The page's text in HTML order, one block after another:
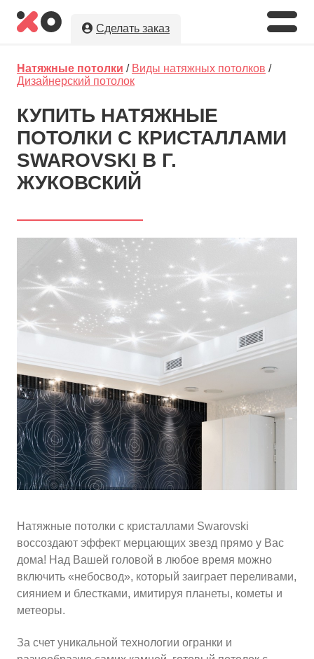
Сделать заказ
мы предложим Вамлучшую цену
натяжные потолки в г. Жуковский!
Оставляя заявку, Вы даете разрешение на
обработку и хранение Ваших персональных данных.
Вы сохраните полную анонимность до выбора
исполнителя.
10м ≈ 4310 руб.
Ориентировочная площадь Вашего потолка
99
Подобрать исполнителя
Натяжные потолки / Виды натяжных потолков /
Дизайнерский потолок
КУПИТЬ НАТЯЖНЫЕ
ПОТОЛКИ С КРИСТАЛЛАМИ
SWAROVSKI В Г.
ЖУКОВСКИЙ
Натяжные потолки с кристаллами Swarovski
воссоздают эффект мерцающих звезд прямо у Вас
дома! Над Вашей головой в любое время можно
включить «небосвод», который заиграет переливами,
сиянием и блестками, имитируя планеты, кометы и
метеоры.
За счет уникальной технологии огранки и